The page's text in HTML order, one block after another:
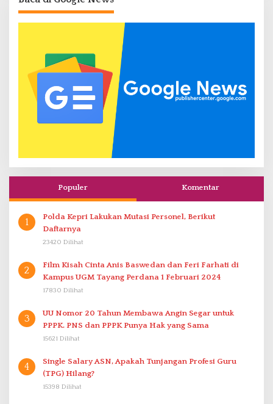
Populer Komentar
1
Polda Kepri Lakukan Mutasi Personel, Berikut
Daftarnya
23420 Dilihat
2
Film Kisah Cinta Anis Baswedan dan Feri Farhati di
Kampus UGM Tayang Perdana 1 Februari 2024
17830 Dilihat
3
UU Nomor 20 Tahun Membawa Angin Segar untuk
PPPK. PNS dan PPPK Punya Hak yang Sama
15621 Dilihat
4
Single Salary ASN, Apakah Tunjangan Profesi Guru
(TPG) Hilang?
15398 Dilihat